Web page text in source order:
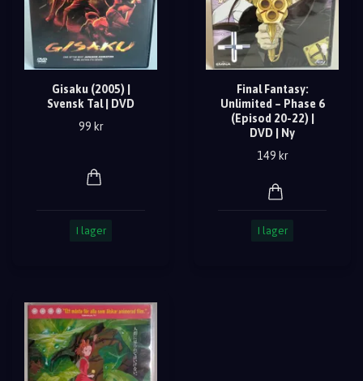
Gisaku (2005) |
Svensk Tal | DVD
99 kr
I lager
Final Fantasy:
Unlimited – Phase 6
(Episod 20-22) |
DVD | Ny
149 kr
I lager